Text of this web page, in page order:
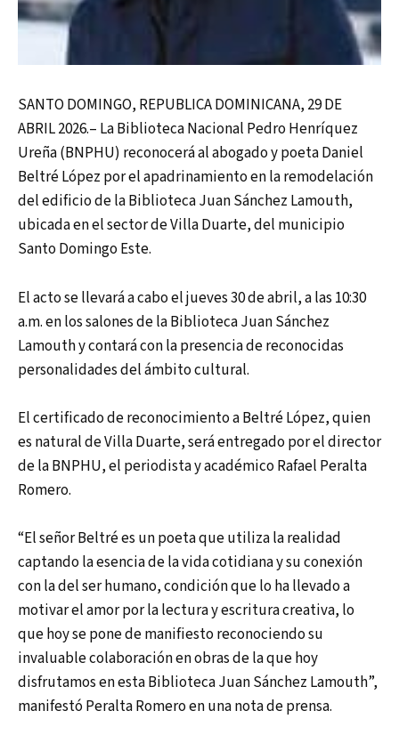
SANTO DOMINGO, REPUBLICA DOMINICANA, 29 DE
ABRIL 2026.– La Biblioteca Nacional Pedro Henríquez
Ureña (BNPHU) reconocerá al abogado y poeta Daniel
Beltré López por el apadrinamiento en la remodelación
del edificio de la Biblioteca Juan Sánchez Lamouth,
ubicada en el sector de Villa Duarte, del municipio
Santo Domingo Este.
El acto se llevará a cabo el jueves 30 de abril, a las 10:30
a.m. en los salones de la Biblioteca Juan Sánchez
Lamouth y contará con la presencia de reconocidas
personalidades del ámbito cultural.
El certificado de reconocimiento a Beltré López, quien
es natural de Villa Duarte, será entregado por el director
de la BNPHU, el periodista y académico Rafael Peralta
Romero.
“El señor Beltré es un poeta que utiliza la realidad
captando la esencia de la vida cotidiana y su conexión
con la del ser humano, condición que lo ha llevado a
motivar el amor por la lectura y escritura creativa, lo
que hoy se pone de manifiesto reconociendo su
invaluable colaboración en obras de la que hoy
disfrutamos en esta Biblioteca Juan Sánchez Lamouth”,
manifestó Peralta Romero en una nota de prensa.